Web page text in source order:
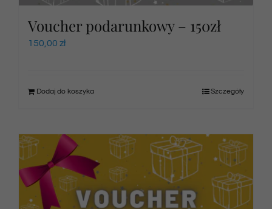
Voucher podarunkowy – 150zł
150,00 zł
Dodaj do koszyka Szczegóły